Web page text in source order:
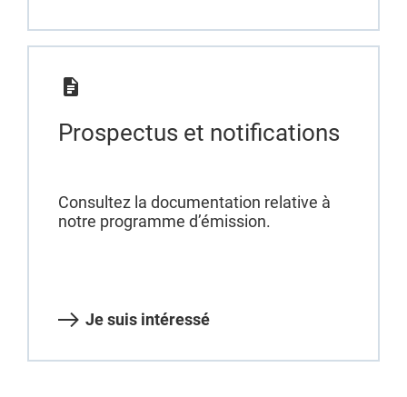
Prospectus et notifications
Consultez la documentation relative à
notre programme d’émission.
Je suis intéressé